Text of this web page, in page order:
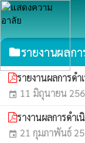
folderรายงานผลก
รายงานผลการด
event 11 มิถุนายน
รางานผลการดำ
event 21 กุมภาพันธ์